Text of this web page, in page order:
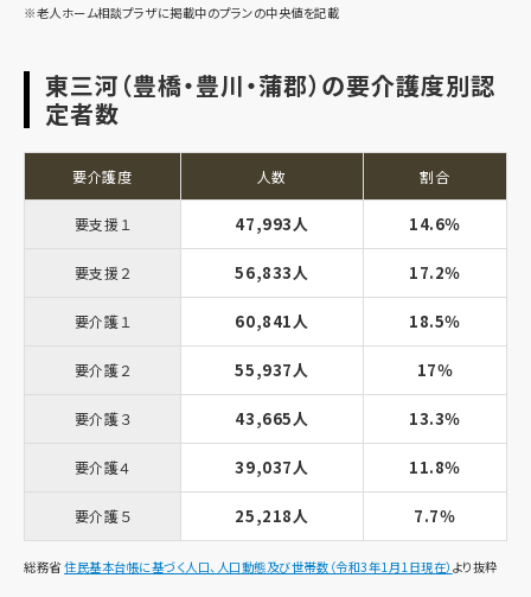
※老人ホーム相談プラザに掲載中のプランの中央値を記載
東三河（豊橋・豊川・蒲郡）の要介護度別認
定者数
要介護度 人数 割合
要支援１ 47,993人 14.6％
要支援２ 56,833人 17.2％
要介護１ 60,841人 18.5％
要介護２ 55,937人 17％
要介護３ 43,665人 13.3％
要介護４ 39,037人 11.8％
要介護５ 25,218人 7.7％
総務省住民基本台帳に基づく人口、人口動態及び世帯数（令和3年1月1日現在） より抜粋